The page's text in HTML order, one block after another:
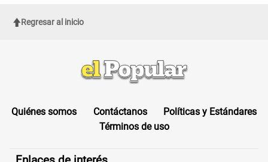
Regresar al inicio
Quiénes somos Contáctanos
Políticas y Estándares
Términos de uso